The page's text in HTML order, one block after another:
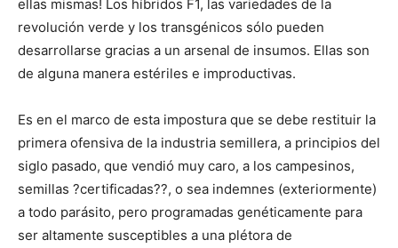
ellas mismas! Los híbridos F1, las variedades de la
revolución verde y los transgénicos sólo pueden
desarrollarse gracias a un arsenal de insumos. Ellas son
de alguna manera estériles e improductivas.
Es en el marco de esta impostura que se debe restituir la
primera ofensiva de la industria semillera, a principios del
siglo pasado, que vendió muy caro, a los campesinos,
semillas ?certificadas??, o sea indemnes (exteriormente)
a todo parásito, pero programadas genéticamente para
ser altamente susceptibles a una plétora de